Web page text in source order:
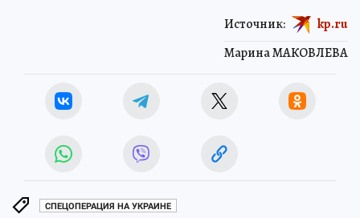
Марина МАКОВЛЕВА
Источник: kp.ru
СПЕЦОПЕРАЦИЯ НА УКРАИНЕ